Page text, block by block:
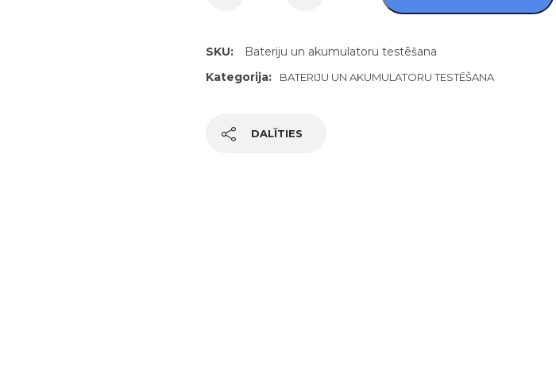
SKU:
Bateriju un akumulatoru testēšana
Kategorija:
BATERIJU UN AKUMULATORU TESTĒŠANA
DALĪTIES